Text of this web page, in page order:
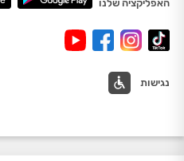
האפליקציה שלנו
נגישות